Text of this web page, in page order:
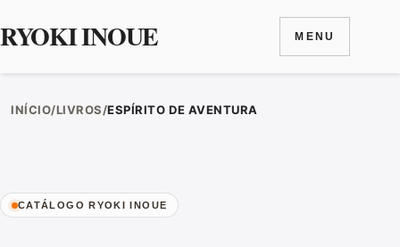
RYOKI INOUE MENU
INÍCIO/LIVROS/ESPÍRITO DE AVENTURA
CATÁLOGO RYOKI INOUE